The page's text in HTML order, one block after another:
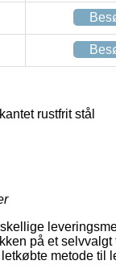
rustfrit stål
på et
metode til